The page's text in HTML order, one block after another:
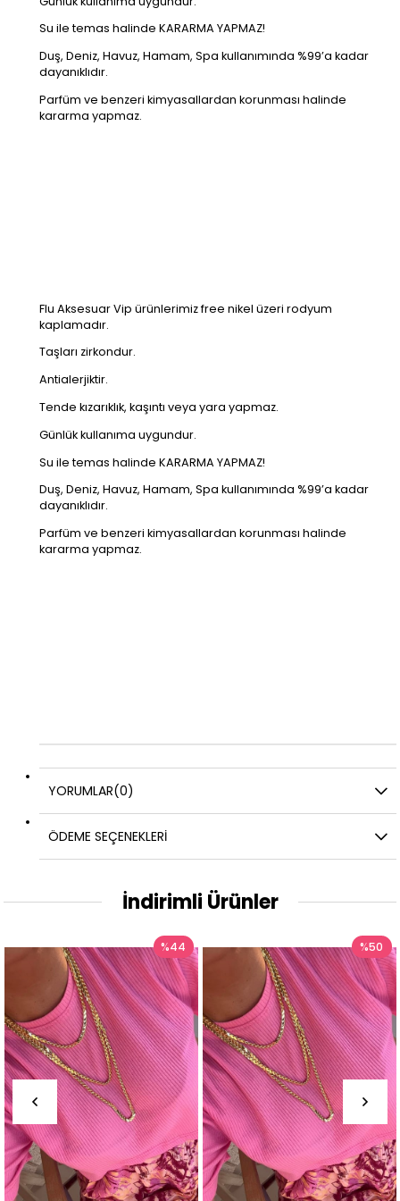
Su ile temas halinde KARARMA YAPMAZ!
Duş, Deniz, Havuz, Hamam, Spa kullanımında %99’a kadar
dayanıklıdır.
Parfüm ve benzeri kimyasallardan korunması halinde
kararma yapmaz.
Flu Aksesuar Vip ürünlerimiz free nikel üzeri rodyum
kaplamadır.
Taşları zirkondur.
Antialerjiktir.
Tende kızarıklık, kaşıntı veya yara yapmaz.
Günlük kullanıma uygundur.
Su ile temas halinde KARARMA YAPMAZ!
Duş, Deniz, Havuz, Hamam, Spa kullanımında %99’a kadar
dayanıklıdır.
Parfüm ve benzeri kimyasallardan korunması halinde
kararma yapmaz.
YORUMLAR(0)
ÖDEME SEÇENEKLERI
İndirimli Ürünler
%44 %50